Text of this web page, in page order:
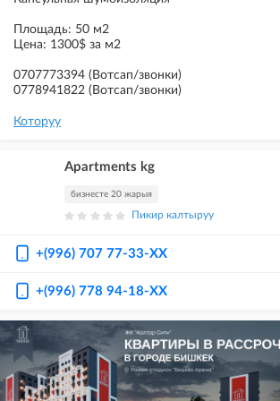
Площадь: 50 м2
Цена: 1300$ за м2
0707773394 (Вотсап/звонки)
0778941822 (Вотсап/звонки)
Которуу
Apartments kg
бизнесте 20 жарыя
Пикир калтыруу
+(996) 707 77-33-XX
+(996) 778 94-18-XX